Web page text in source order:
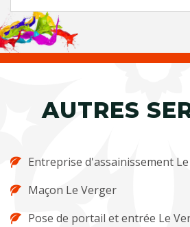
AUTRES
Entreprise d'assainissement
Maçon Le Verger
Pose de portail et entrée Le